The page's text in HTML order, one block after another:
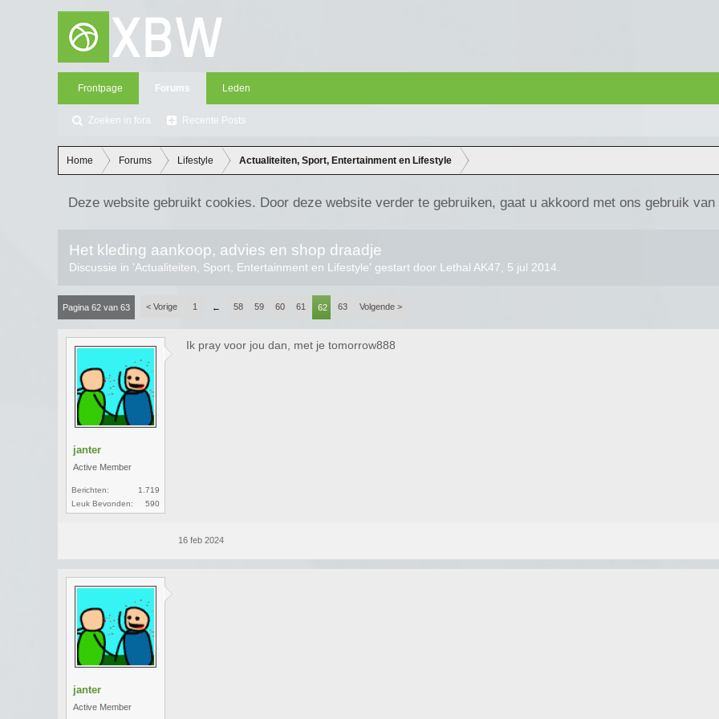
Frontpage Forums
Zoeken in fora Recente Posts
Leden
Home Forums Lifestyle Actualiteiten, Sport, Entertainment en Lifestyle
Deze website gebruikt cookies. Door deze website verder te gebruiken, gaat u akkoord met ons gebruik van
Het kleding aankoop, advies en shop draadje
Discussie in 'Actualiteiten, Sport, Entertainment en Lifestyle' gestart door Lethal AK47 5 jul 2014
Pagina 62 van 63 < Vorige 1 ← 58 59 60 61 62 63 Volgende >
janter
Active Member
Berichten:
1.719
Leuk Bevonden:
590
Ik pray voor jou dan, met je tomorrow888
16 feb 2024
janter
Active Member